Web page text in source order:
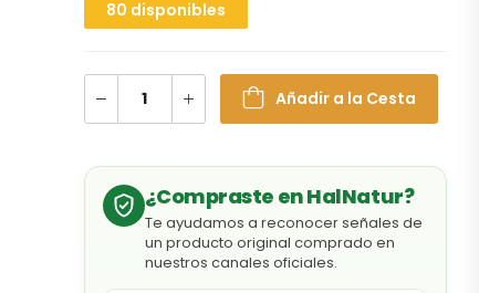
80 disponibles
Añadir a la Cesta
¿Compraste en HalNatur?
Te ayudamos a reconocer señales de
un producto original comprado en
nuestros canales oficiales.